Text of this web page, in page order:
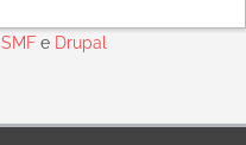
SMFe Drupal